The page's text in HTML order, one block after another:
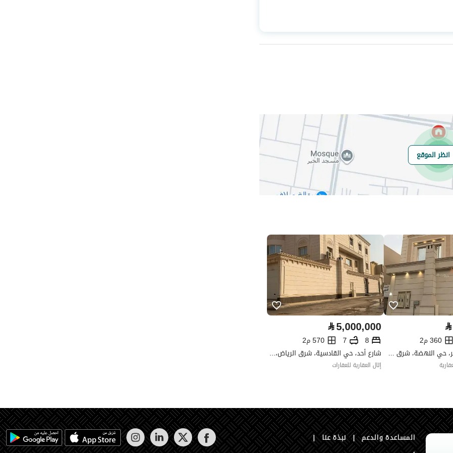
عدد الغرف
6
هل يوجد اي التزام
على العقار ؟
لا
السعودي
العقار مرهون
لا
العقار مقيد
نعم
رقم الأرض
665 / 1 / ج
-
انظر الموقع
⃁
360 م2
شارع طلال بن جبر، حي النهضة، شرق الرياض، الرياض
⃁5,000,000
8
7
570 م2
شارع أحد، حي القادسية، شرق الرياض، الرياض
إثال العقارية للعقارات
المساعدة والدعم | نبذة عنا |